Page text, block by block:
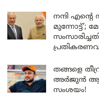
നന്ദി
മുന്നോട്ട്’;
തങ്ങളെ
അർജുൻ
സംശയം!